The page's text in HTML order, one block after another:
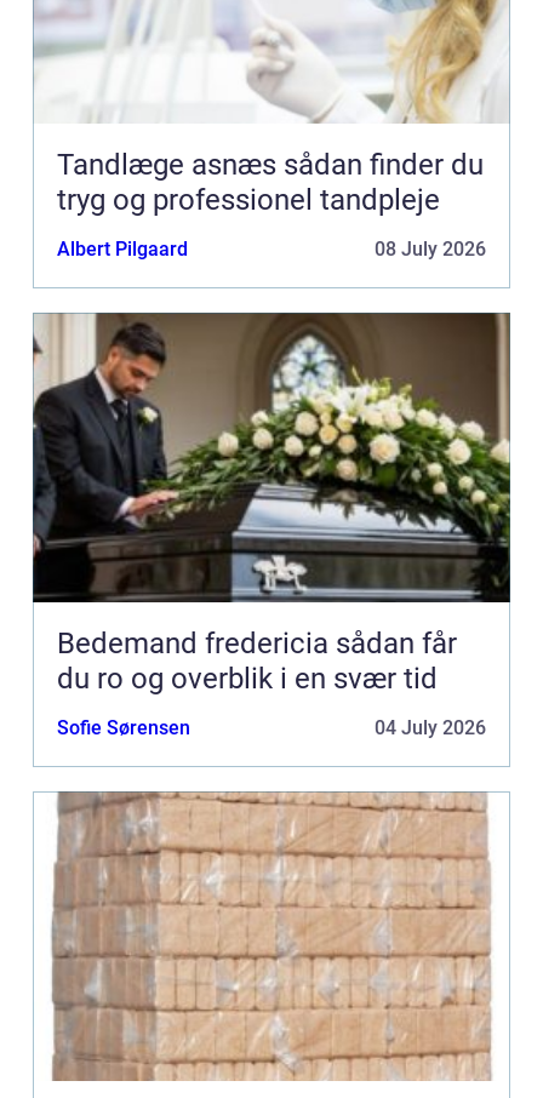
Tandlæge asnæs sådan finder du
tryg og professionel tandpleje
Albert Pilgaard 08 July 2026
Bedemand fredericia sådan får
du ro og overblik i en svær tid
Sofie Sørensen 04 July 2026